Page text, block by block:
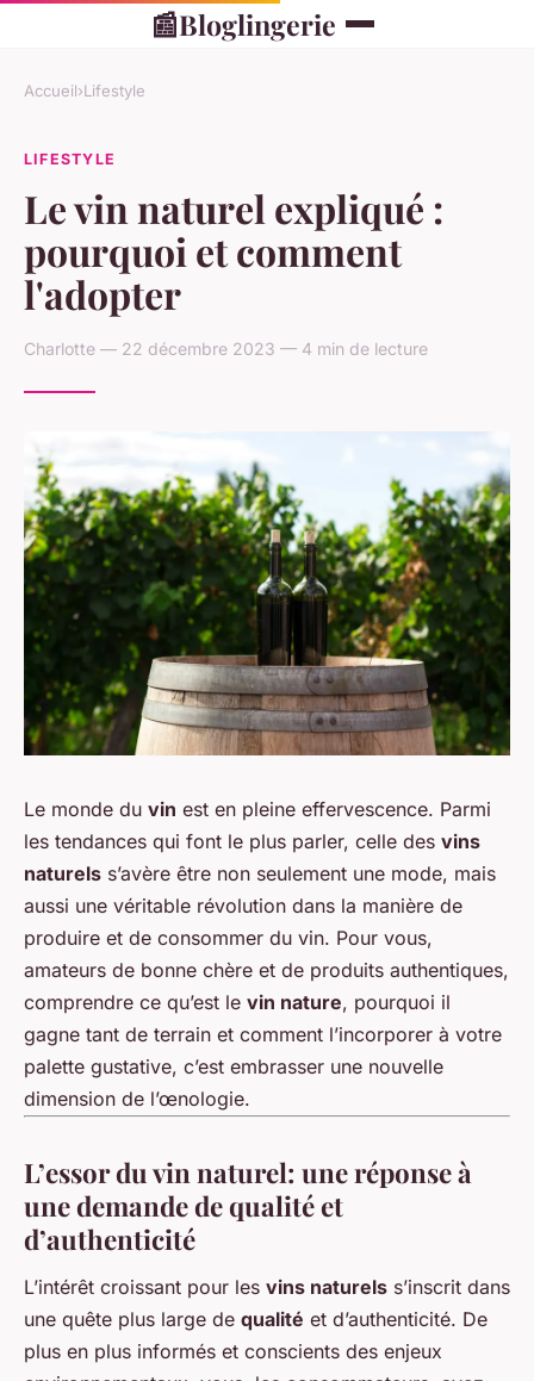
📰Bloglingerie
Accueil›Lifestyle
LIFESTYLE
Le vin naturel expliqué :
pourquoi et comment
l'adopter
Charlotte — 22 décembre 2023 — 4 min de lecture
Le monde du vin est en pleine effervescence. Parmi
les tendances qui font le plus parler, celle des vins
naturels s’avère être non seulement une mode, mais
aussi une véritable révolution dans la manière de
produire et de consommer du vin. Pour vous,
amateurs de bonne chère et de produits authentiques,
comprendre ce qu’est le vin nature, pourquoi il
gagne tant de terrain et comment l’incorporer à votre
palette gustative, c’est embrasser une nouvelle
dimension de l’œnologie.
L’essor du vin naturel: une réponse à
une demande de qualité et
d’authenticité
L’intérêt croissant pour les vins naturels s’inscrit dans
une quête plus large de qualité et d’authenticité. De
plus en plus informés et conscients des enjeux